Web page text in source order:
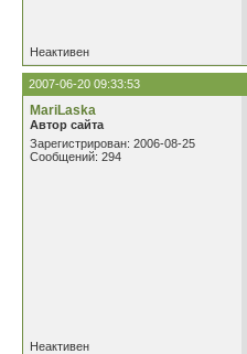
Неактивен
2007-06-20 09:33:53
MariLaska
Автор сайта
Зарегистрирован: 2006-08-25
Сообщений: 294
Неактивен